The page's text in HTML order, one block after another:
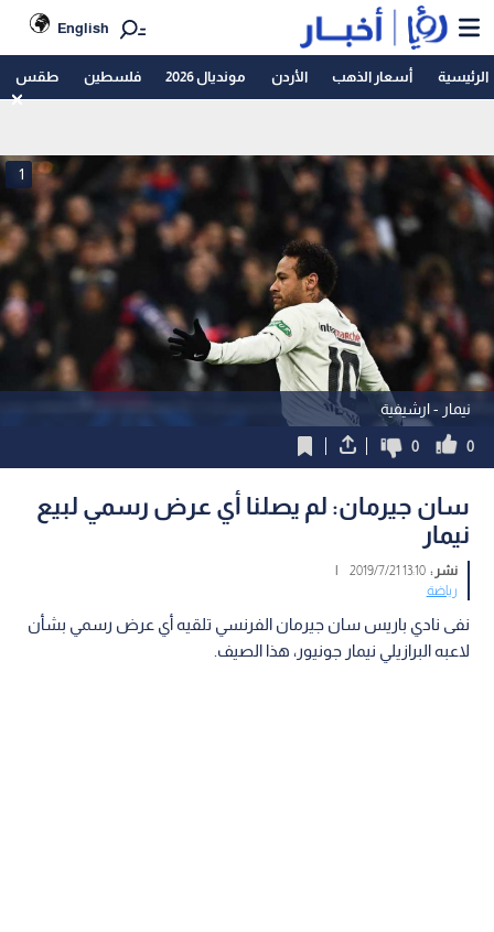
English
الرئيسية أسعار الذهب الأردن مونديال 2026 فلسطين طقس
نيمار - ارشيفية
1
0
0
سان جيرمان: لم يصلنا أي عرض رسمي لبيع
نيمار
نشر :13:10 2019/7/21
|
رياضة
نفى نادي باريس سان جيرمان الفرنسي تلقيه أي عرض رسمي بشأن
لاعبه البرازيلي نيمار جونيور، هذا الصيف.